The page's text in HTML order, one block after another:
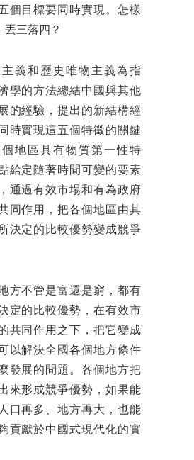
個目標要同時實現。怎樣
丟三落四？
義和歷史唯物主義為指
學的方法總結中國與其他
的經驗，提出的新結構經
時實現這五個特徵的關鍵
地區具有物質第一性特
給定隨著時間可變的要素
通過有效市場和有為政府
同作用，把各個地區由其
決定的比較優勢變成競爭
方不管是富還是窮，都有
定的比較優勢，在有效市
共同作用之下，把它變成
以解決全國各個地方條件
發展的問題。各個地方把
來形成競爭優勢，如果能
口再多、地方再大，也能
貢獻於中國式現代化的實